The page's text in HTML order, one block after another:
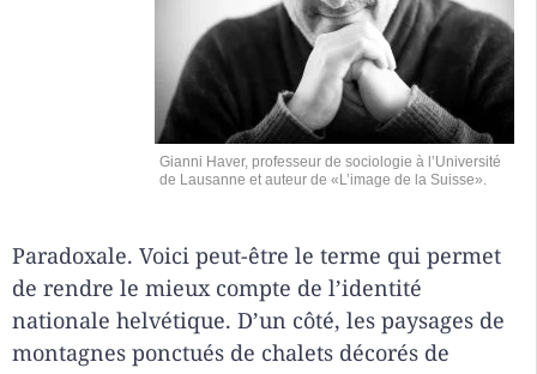
Gianni Haver, professeur de sociologie à l’Université
de Lausanne et auteur de «L’image de la Suisse».
Paradoxale. Voici peut-être le terme qui permet
de rendre le mieux compte de l’identité
nationale helvétique. D’un côté, les paysages de
montagnes ponctués de chalets décorés de